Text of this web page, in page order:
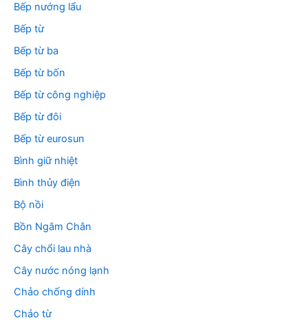
Bếp nướng lẩu
Bếp từ
Bếp từ ba
Bếp từ bốn
Bếp từ công nghiệp
Bếp từ đôi
Bếp từ eurosun
Bình giữ nhiệt
Bình thủy điện
Bộ nồi
Bồn Ngâm Chân
Cây chổi lau nhà
Cây nước nóng lạnh
Chảo chống dính
Chảo từ